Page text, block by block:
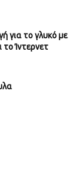
για το γλυκό με
το Ίντερνετ